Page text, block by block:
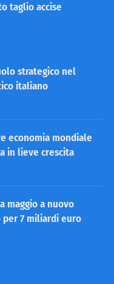
taglio accise
strategico nel
italiano
economia mondiale
in lieve crescita
maggio a nuovo
per 7 miliardi euro